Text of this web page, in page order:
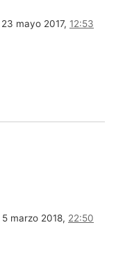
23 mayo 2017, 12:53
5 marzo 2018, 22:50